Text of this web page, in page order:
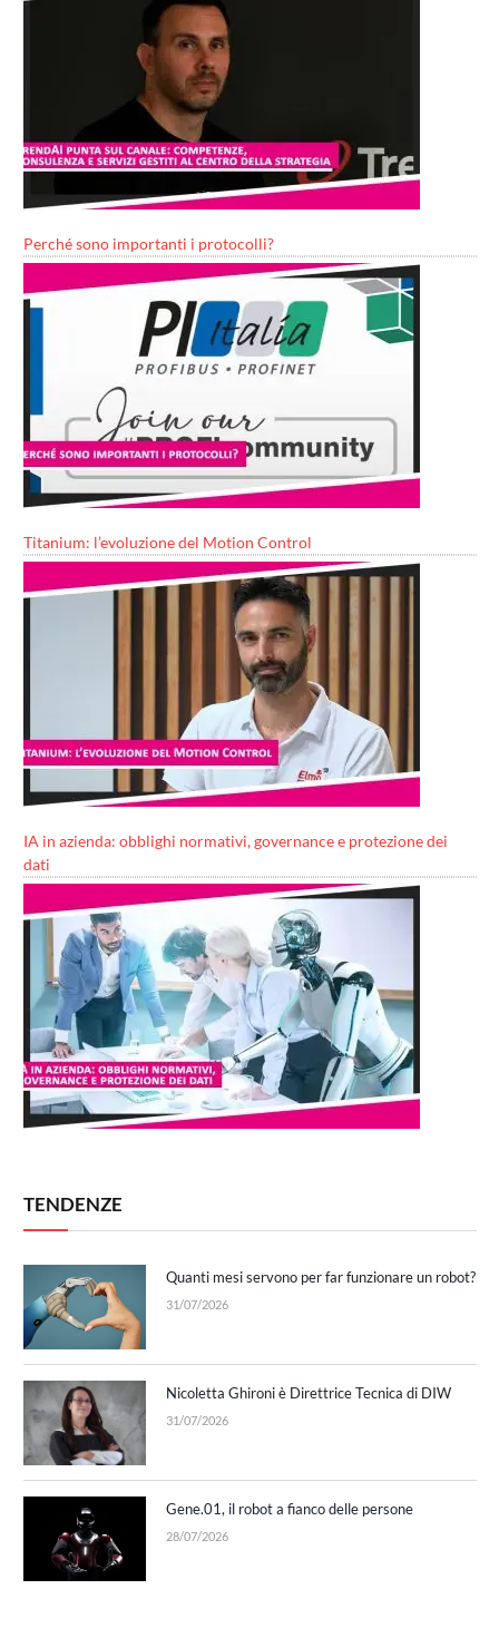
Perché sono importanti i protocolli?
Titanium: l’evoluzione del Motion Control
IA in azienda: obblighi normativi, governance e protezione dei
dati
TENDENZE
Quanti mesi servono per far funzionare un robot?
31/07/2026
Nicoletta Ghironi è Direttrice Tecnica di DIW
31/07/2026
Gene.01, il robot a fianco delle persone
28/07/2026